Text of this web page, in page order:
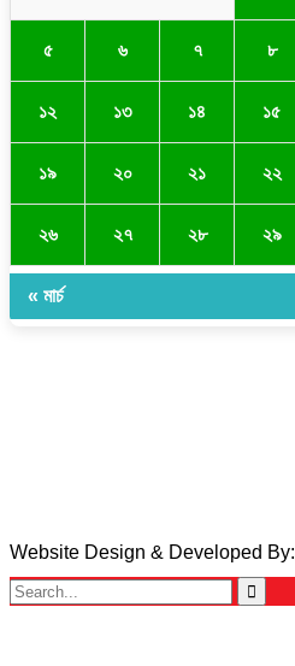
৫ ৬ ৭ ৮
১২ ১৩ ১৪ ১৫
১৯ ২০ ২১ ২২
২৬ ২৭ ২৮ ২৯
« মার্চ
Website Design & Developed By: